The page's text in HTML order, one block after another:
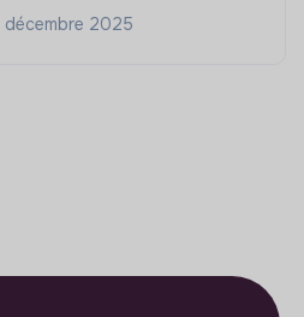
décembre 2025